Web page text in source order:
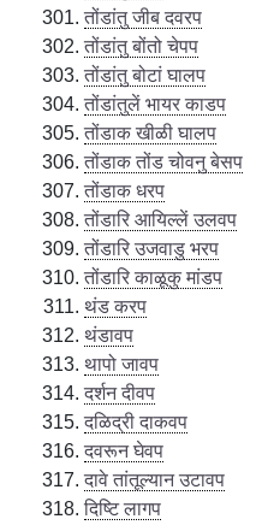
तोंडांतु जीब दवरप
तोंडांतु बोंतो चेपप
तोंडांतु बोटां घालप
तोंडांतुलें भायर काडप
तोंडाक खीळी घालप
तोंडाक तोंड चोवनु बेसप
तोंडाक धरप
तोंडारि आयिल्लें उलवप
तोंडारि उजवाडु भरप
तोंडारि काळूकु मांडप
थंड करप
थंडावप
थापो जावप
दर्शन दीवप
दळिद्री दाकवप
दवरून घेवप
दावे तांतूल्यान उटावप
दिष्टि लागप